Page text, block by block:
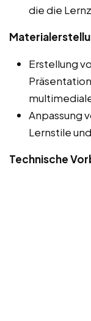
die die
Erstellung
Anpassung
Lernstile
Technische